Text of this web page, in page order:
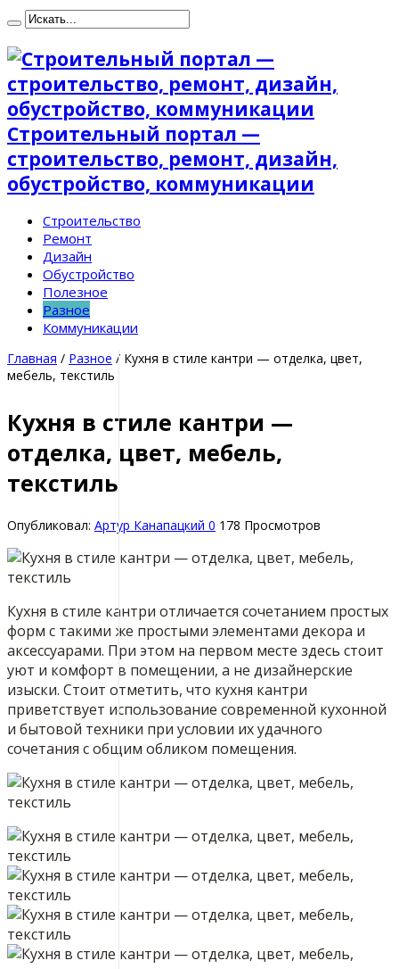
Строительный портал —
строительство, ремонт, дизайн,
обустройство, коммуникации
Строительство
Ремонт
Дизайн
Обустройство
Полезное
Разное
Коммуникации
Главная / Разное / Кухня в стиле кантри — отделка, цвет,
мебель, текстиль
Кухня в стиле кантри —
отделка, цвет, мебель,
текстиль
Опубликовал: Артур Канапацкий 0 178 Просмотров
Кухня в стиле кантри отличается сочетанием простых
форм с такими же простыми элементами декора и
аксессуарами. При этом на первом месте здесь стоит
уют и комфорт в помещении, а не дизайнерские
изыски. Стоит отметить, что кухня кантри
приветствует использование современной кухонной
и бытовой техники при условии их удачного
сочетания с общим обликом помещения.